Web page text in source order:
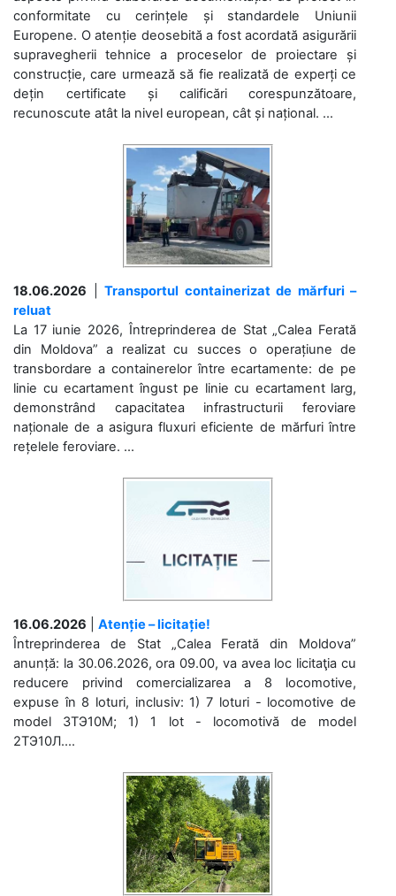
conformitate cu cerințele și standardele Uniunii
Europene. O atenție deosebită a fost acordată asigurării
supravegherii tehnice a proceselor de proiectare și
construcție, care urmează să fie realizată de experți ce
dețin certificate și calificări corespunzătoare,
recunoscute atât la nivel european, cât și național. ...
18.06.2026
Transportul containerizat de mărfuri –
reluat
La 17 iunie 2026, Întreprinderea de Stat „Calea Ferată
din Moldova” a realizat cu succes o operațiune de
transbordare a containerelor între ecartamente: de pe
linie cu ecartament îngust pe linie cu ecartament larg,
demonstrând capacitatea infrastructurii feroviare
naționale de a asigura fluxuri eficiente de mărfuri între
rețelele feroviare. ...
16.06.2026
Atenție – licitație!
Întreprinderea de Stat „Calea Ferată din Moldova”
anunță: la 30.06.2026, ora 09.00, va avea loc licitaţia cu
reducere privind comercializarea a 8 locomotive,
expuse în 8 loturi, inclusiv: 1) 7 loturi - locomotive de
model 3ТЭ10М; 1) 1 lot - locomotivă de model
2ТЭ10Л....